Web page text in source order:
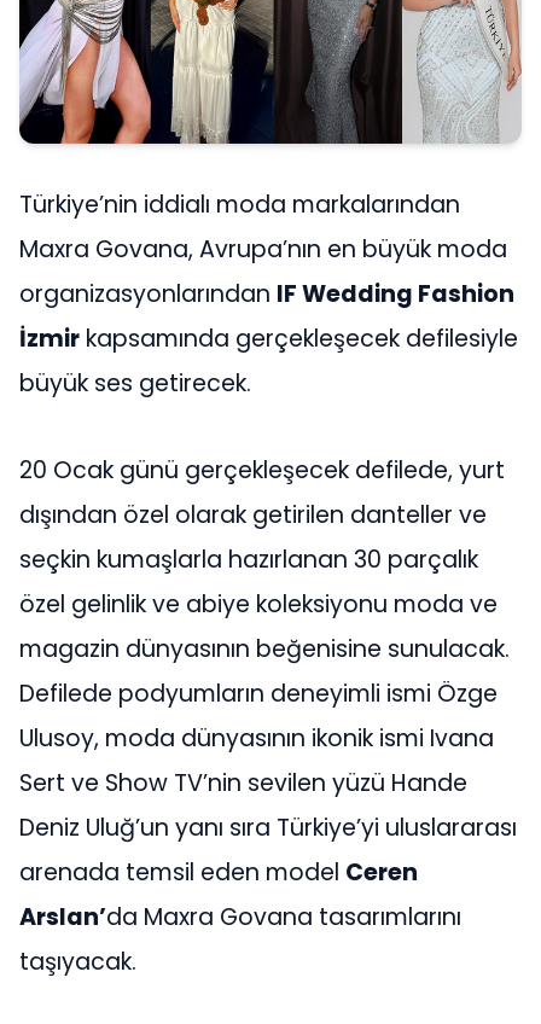
Türkiye’nin iddialı moda markalarından
Maxra Govana, Avrupa’nın en büyük moda
organizasyonlarından IF Wedding Fashion
İzmir kapsamında gerçekleşecek defilesiyle
büyük ses getirecek.
20 Ocak günü gerçekleşecek defilede, yurt
dışından özel olarak getirilen danteller ve
seçkin kumaşlarla hazırlanan 30 parçalık
özel gelinlik ve abiye koleksiyonu moda ve
magazin dünyasının beğenisine sunulacak.
Defilede podyumların deneyimli ismi Özge
Ulusoy, moda dünyasının ikonik ismi Ivana
Sert ve Show TV’nin sevilen yüzü Hande
Deniz Uluğ’un yanı sıra Türkiye’yi uluslararası
arenada temsil eden model Ceren
Arslan’da Maxra Govana tasarımlarını
taşıyacak.